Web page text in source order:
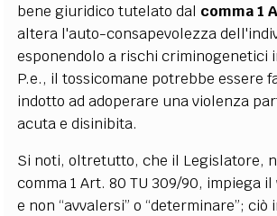
bene giuridico tutelato dal comma 1
altera l'auto-consapevolezza
esponendolo a rischi criminogenetici
P.e., il tossicomane potrebbe essere
indotto ad adoperare una violenza
acuta e disinibita.
Si noti, oltretutto, che il Legislatore,
comma 1 Art. 80 TU 309/90, impiega il
e non “avvalersi” o “determinare”; ciò